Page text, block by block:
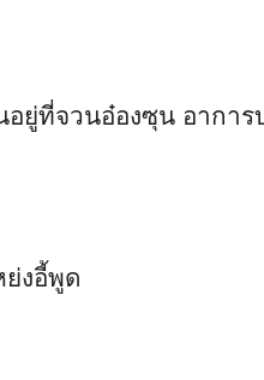
ยู่ที่จวนอ๋องซุน อากา
งอี้พูด